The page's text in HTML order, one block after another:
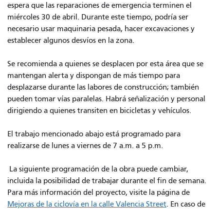
espera que las reparaciones de emergencia terminen el
miércoles 30 de abril. Durante este tiempo, podría ser
necesario usar maquinaria pesada, hacer excavaciones y
establecer algunos desvíos en la zona.
Se recomienda a quienes se desplacen por esta área que se
mantengan alerta y dispongan de más tiempo para
desplazarse durante las labores de construcción; también
pueden tomar vías paralelas. Habrá señalización y personal
dirigiendo a quienes transiten en bicicletas y vehículos.
El trabajo mencionado abajo está programado para
realizarse de lunes a viernes de 7 a.m. a 5 p.m.
La siguiente programación de la obra puede cambiar,
incluida la posibilidad de trabajar durante el fin de semana.
Para más información del proyecto, visite la página de
Mejoras de la ciclovía en la calle Valencia Street. En caso de